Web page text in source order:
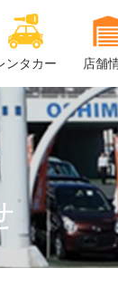
ンタカー 店舗